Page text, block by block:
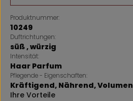
Produktnummer:
10249
Duftrichtungen:
süß, würzig
Intensität:
Haar Parfum
Pflegende - Eigenschaften:
Kräftigend, Nährend, Volumen
Ihre Vorteile